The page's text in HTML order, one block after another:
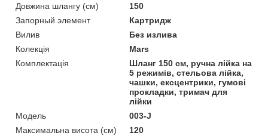
Довжина шлангу (см)
150
Запорный элемент
Картридж
Вилив
Без излива
Колекція
Mars
Комплектація
Шланг 150 см, ручна лійка на
5 режимів, стельова лійка,
чашки, ексцентрики, гумові
прокладки, тримач для
лійки
Мoдель
003-J
Максимальна висота (см)
120